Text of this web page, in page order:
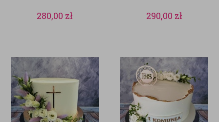
280,00 zł 290,00 zł